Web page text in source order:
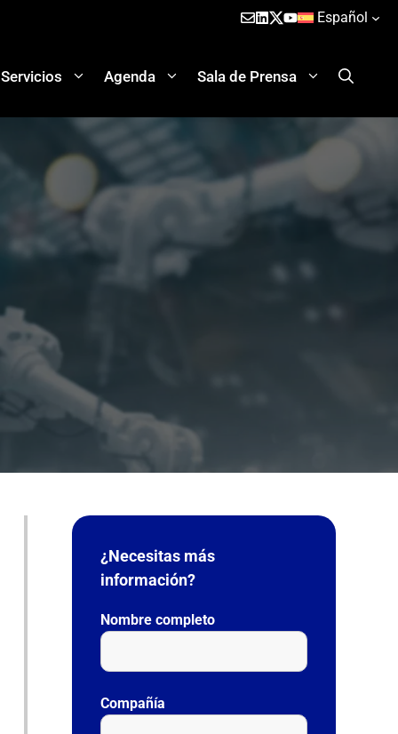
Español
Servicios Agenda Sala de Prensa
¿Necesitas más
información?
Nombre completo
Compañía